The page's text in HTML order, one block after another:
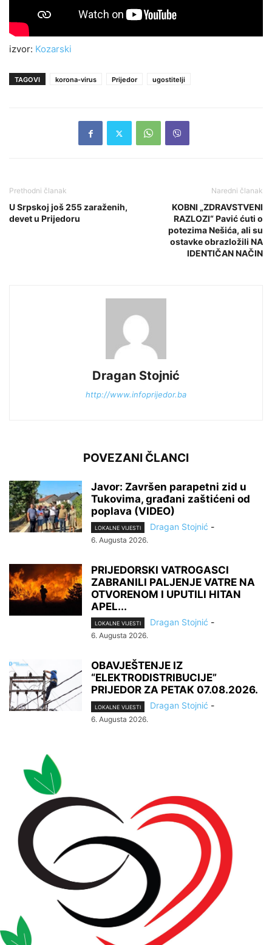
izvor: Kozarski
TAGOVI korona-virus Prijedor ugostitelji
Prethodni članak
U Srpskoj još 255 zaraženih,
devet u Prijedoru
Naredni članak
KOBNI „ZDRAVSTVENI
RAZLOZI“ Pavić ćuti o
potezima Nešića, ali su
ostavke obrazložili NA
IDENTIČAN NAČIN
Dragan Stojnić
http://www.infoprijedor.ba
POVEZANI ČLANCI
Javor: Završen parapetni zid u
Tukovima, građani zaštićeni od
poplava (VIDEO)
LOKALNE VIJESTI Dragan Stojnić -
6. Augusta 2026.
PRIJEDORSKI VATROGASCI
ZABRANILI PALJENJE VATRE NA
OTVORENOM I UPUTILI HITAN
APEL...
LOKALNE VIJESTI Dragan Stojnić -
6. Augusta 2026.
OBAVJEŠTENJE IZ
“ELEKTRODISTRIBUCIJE”
PRIJEDOR ZA PETAK 07.08.2026.
LOKALNE VIJESTI Dragan Stojnić -
6. Augusta 2026.